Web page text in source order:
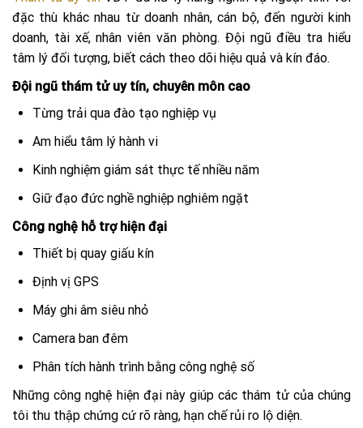
đặc thù khác nhau từ doanh nhân, cán bộ, đến người kinh
doanh, tài xế, nhân viên văn phòng. Đội ngũ điều tra hiểu
tâm lý đối tượng, biết cách theo dõi hiệu quả và kín đáo.
Đội ngũ thám tử uy tín, chuyên môn cao
Từng trải qua đào tạo nghiệp vụ
Am hiểu tâm lý hành vi
Kinh nghiệm giám sát thực tế nhiều năm
Giữ đạo đức nghề nghiệp nghiêm ngặt
Công nghệ hỗ trợ hiện đại
Thiết bị quay giấu kín
Định vị GPS
Máy ghi âm siêu nhỏ
Camera ban đêm
Phân tích hành trình bằng công nghệ số
Những công nghệ hiện đại này giúp các thám tử của chúng
tôi thu thập chứng cứ rõ ràng, hạn chế rủi ro lộ diện.